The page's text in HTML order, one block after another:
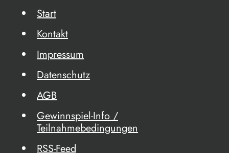
Start
Kontakt
Impressum
Datenschutz
AGB
Gewinnspiel-Info /
Teilnahmebedingungen
RSS-Feed